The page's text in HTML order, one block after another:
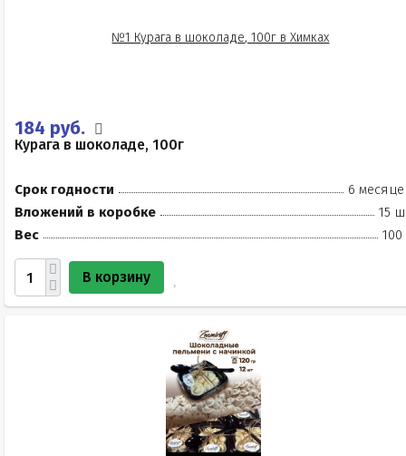
184 руб.
Курага в шоколаде, 100г
Срок годности
6
Вложений в коробке
15
Вес
100
В корзину